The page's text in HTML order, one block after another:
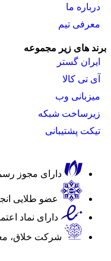
درباره ما
معرفی تیم
برند های زیر مجموعه
ایران گستر
آی تی کالا
میزبانی وب
زیرساخت شبکه
تیکت پشتیبانی
دارای مجوز
عضو طلایی
دارای نماد
شرکت خلاق،